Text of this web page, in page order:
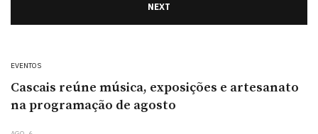
NEXT
EVENTOS
Cascais reúne música, exposições e artesanato
na programação de agosto